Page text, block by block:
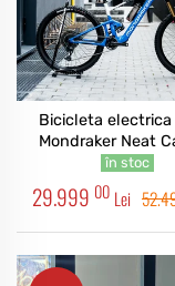
Bicicleta
Mondraker Neat
Custom 29"
în stoc
29.999 00 Lei